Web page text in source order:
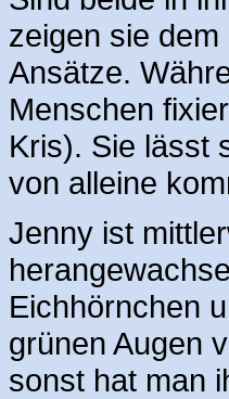
zeigen sie
Ansätze.
Menschen
Kris). Sie lässt
von alleine
Jenny ist
Eichhörnchen
grünen Augen
sonst hat man